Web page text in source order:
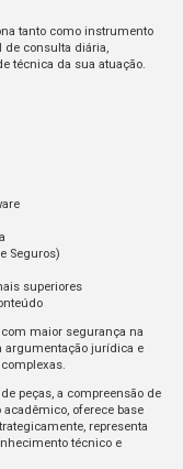
tanto como instrumento
de consulta diária,
técnica da sua atuação.
Seguros)
superiores
maior segurança na
argumentação jurídica e
peças, a compreensão de
oferece base
representa
técnico e